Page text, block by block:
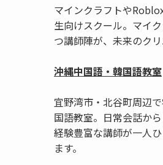
マインクラフトや
生向けスクール。マイ
つ講師陣が、未来のク
沖縄中国語・韓国語教室
宜野湾市・北谷町周辺
国語教室。日常会話か
経験豊富な講師が一人
ます。